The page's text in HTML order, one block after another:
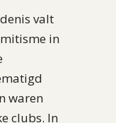
valt
in
waren
clubs. In